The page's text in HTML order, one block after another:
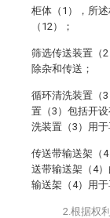
柜体（1），所
（12）；
筛选传送装置（
除杂和传送；
循环清洗装置（
置（3）包括开
洗装置（3）用
传送带输送架（
送带输送架（4
输送架（4）用于
2.根据权